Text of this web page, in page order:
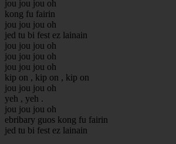
jou jou jou oh
kong fu fairin
jou jou jou oh
jed tu bi fest ez lainain
jou jou jou oh
jou jou jou oh
jou jou jou oh
kip on , kip on , kip on
jou jou jou oh
yeh , yeh .
jou jou jou oh
ebribary guos kong fu fairin
jed tu bi fest ez lainain